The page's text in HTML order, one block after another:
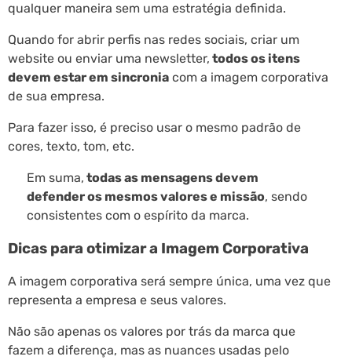
qualquer maneira sem uma estratégia definida.
Quando for abrir perfis nas redes sociais, criar um
website ou enviar uma newsletter, todos os itens
devem estar em sincronia com a imagem corporativa
de sua empresa.
Para fazer isso, é preciso usar o mesmo padrão de
cores, texto, tom, etc.
Em suma, todas as mensagens devem
defender os mesmos valores e missão, sendo
consistentes com o espírito da marca.
Dicas para otimizar a Imagem Corporativa
A imagem corporativa será sempre única, uma vez que
representa a empresa e seus valores.
Não são apenas os valores por trás da marca que
fazem a diferença, mas as nuances usadas pelo